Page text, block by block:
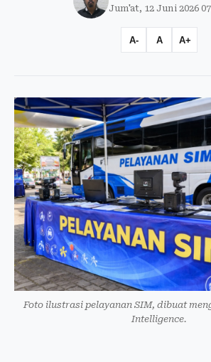
Jum'at, 12 Juni 2026
A- A A+
Foto ilustrasi pelayanan SIM, dibuat
Intelligence.